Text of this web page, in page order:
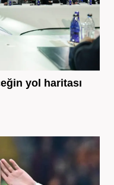
yol haritası